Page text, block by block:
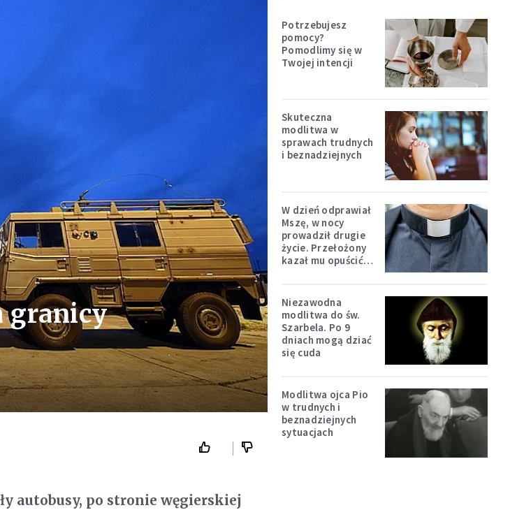
granicy
autobusy, po stronie węgierskiej
Potrzebujesz
pomocy?
Pomodlimy się w
Twojej intencji
Skuteczna
modlitwa w
sprawach trudnych
i beznadziejnych
W dzień odprawiał
Mszę, w nocy
prowadził drugie
życie. Przełożony
kazał mu opuścić
Niezawodna
modlitwa do św.
Szarbela. Po 9
dniach mogą dziać
się cuda
Modlitwa ojca Pio
w trudnych i
beznadziejnych
sytuacjach